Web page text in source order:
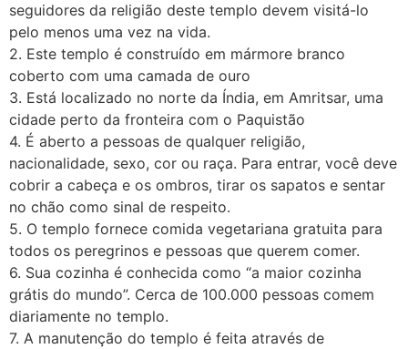
seguidores da religião deste templo devem visitá-lo
pelo menos uma vez na vida.
2. Este templo é construído em mármore branco
coberto com uma camada de ouro
3. Está localizado no norte da Índia, em Amritsar, uma
cidade perto da fronteira com o Paquistão
4. É aberto a pessoas de qualquer religião,
nacionalidade, sexo, cor ou raça. Para entrar, você deve
cobrir a cabeça e os ombros, tirar os sapatos e sentar
no chão como sinal de respeito.
5. O templo fornece comida vegetariana gratuita para
todos os peregrinos e pessoas que querem comer.
6. Sua cozinha é conhecida como “a maior cozinha
grátis do mundo”. Cerca de 100.000 pessoas comem
diariamente no templo.
7. A manutenção do templo é feita através de